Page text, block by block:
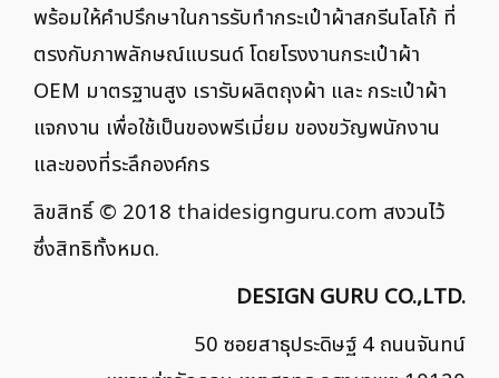
พร้อมให้คำปรึกษาในการรับทำกระเป๋าผ้าสกรีนโลโก้ ที่
ตรงกับภาพลักษณ์แบรนด์ โดยโรงงานกระเป๋าผ้า
OEM มาตรฐานสูง เรารับผลิตถุงผ้า และ กระเป๋าผ้า
แจกงาน เพื่อใช้เป็นของพรีเมี่ยม ของขวัญพนักงาน
และของที่ระลึกองค์กร
ลิขสิทธิ์ © 2018 thaidesignguru.com สงวนไว้
ซึ่งสิทธิทั้งหมด.
DESIGN GURU CO.,LTD.
50 ซอยสาธุประดิษฐ์ 4 ถนนจันทน์